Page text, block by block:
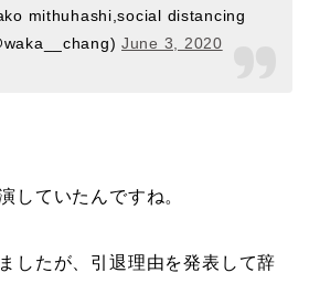
mithuhashi,social distancing
June 3, 2020
していたんですね。
したが、引退理由を発表して辞